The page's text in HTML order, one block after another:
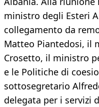
ministro degli Esteri
collegamento da
Matteo Piantedosi, il
Crosetto, il ministro
e le Politiche di
sottosegretario
delegata per i servizi